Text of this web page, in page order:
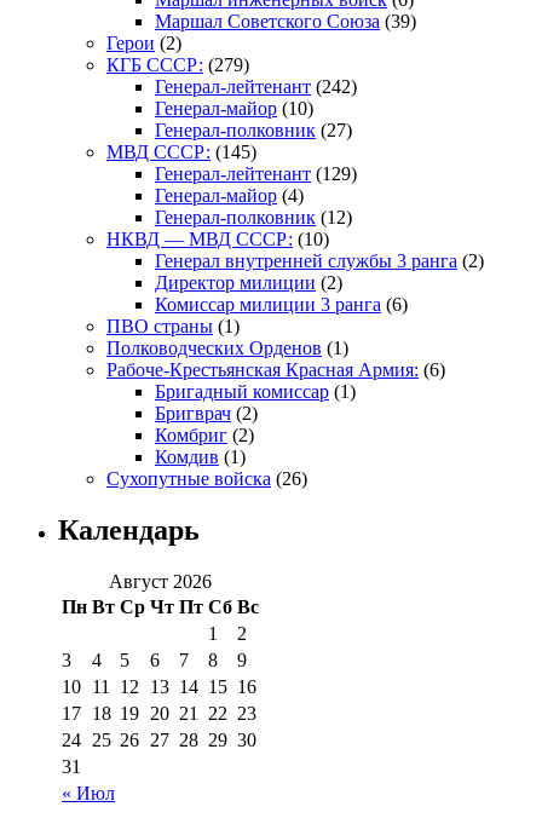
Маршал Советского Союза (39)
Герои (2)
КГБ СССР: (279)
Генерал-лейтенант (242)
Генерал-майор (10)
Генерал-полковник (27)
МВД СССР: (145)
Генерал-лейтенант (129)
Генерал-майор (4)
Генерал-полковник (12)
НКВД — МВД СССР: (10)
Генерал внутренней службы 3 ранга (2)
Директор милиции (2)
Комиссар милиции 3 ранга (6)
ПВО страны (1)
Полководческих Орденов (1)
Рабоче-Крестьянская Красная Армия: (6)
Бригадный комиссар (1)
Бригврач (2)
Комбриг (2)
Комдив (1)
Сухопутные войска (26)
Календарь
Август 2026
Пн Вт Ср Чт Пт Сб Вс
« Июл
1
2
3
4 5 6 7 8
9
10 11 12 13 14 15 16
17 18 19 20 21 22 23
24 25 26 27 28 29 30
31